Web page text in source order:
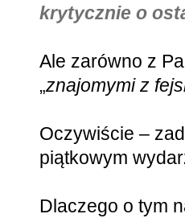
krytycznie o
Ale zarówno z
„znajomymi z
Oczywiście –
piątkowym
Dlaczego o tym